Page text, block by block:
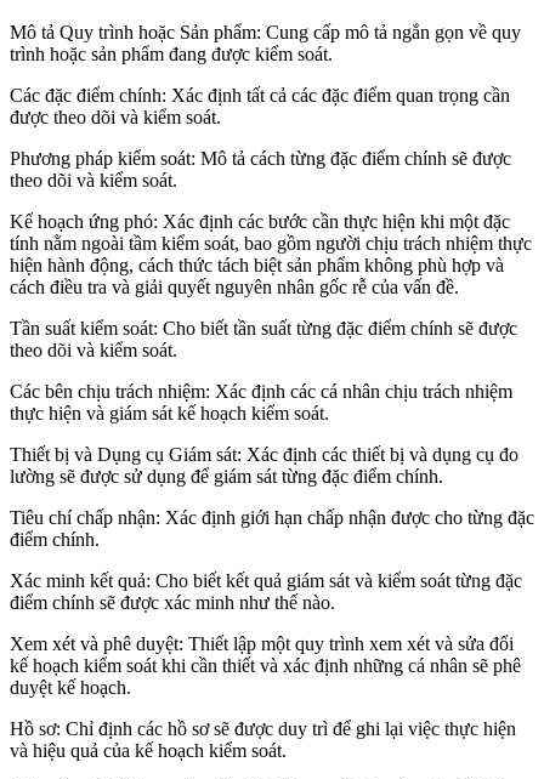
Mô tả Quy trình hoặc Sản phẩm: Cung cấp mô tả ngắn gọn về quy
trình hoặc sản phẩm đang được kiểm soát.
Các đặc điểm chính: Xác định tất cả các đặc điểm quan trọng cần
được theo dõi và kiểm soát.
Phương pháp kiểm soát: Mô tả cách từng đặc điểm chính sẽ được
theo dõi và kiểm soát.
Kế hoạch ứng phó: Xác định các bước cần thực hiện khi một đặc
tính nằm ngoài tầm kiểm soát, bao gồm người chịu trách nhiệm thực
hiện hành động, cách thức tách biệt sản phẩm không phù hợp và
cách điều tra và giải quyết nguyên nhân gốc rễ của vấn đề.
Tần suất kiểm soát: Cho biết tần suất từng đặc điểm chính sẽ được
theo dõi và kiểm soát.
Các bên chịu trách nhiệm: Xác định các cá nhân chịu trách nhiệm
thực hiện và giám sát kế hoạch kiểm soát.
Thiết bị và Dụng cụ Giám sát: Xác định các thiết bị và dụng cụ đo
lường sẽ được sử dụng để giám sát từng đặc điểm chính.
Tiêu chí chấp nhận: Xác định giới hạn chấp nhận được cho từng đặc
điểm chính.
Xác minh kết quả: Cho biết kết quả giám sát và kiểm soát từng đặc
điểm chính sẽ được xác minh như thế nào.
Xem xét và phê duyệt: Thiết lập một quy trình xem xét và sửa đổi
kế hoạch kiểm soát khi cần thiết và xác định những cá nhân sẽ phê
duyệt kế hoạch.
Hồ sơ: Chỉ định các hồ sơ sẽ được duy trì để ghi lại việc thực hiện
và hiệu quả của kế hoạch kiểm soát.